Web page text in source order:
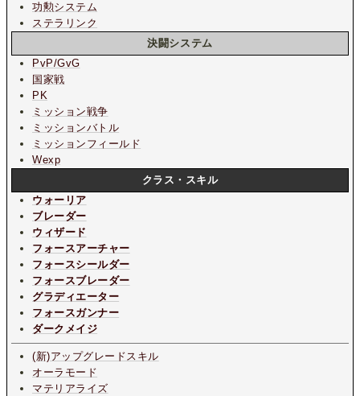
功勲システム
ステラリンク
決闘システム
PvP/GvG
国家戦
PK
ミッション戦争
ミッションバトル
ミッションフィールド
Wexp
クラス・スキル
ウォーリア
ブレーダー
ウィザード
フォースアーチャー
フォースシールダー
フォースブレーダー
グラディエーター
フォースガンナー
ダークメイジ
(新)アップグレードスキル
オーラモード
マテリアライズ